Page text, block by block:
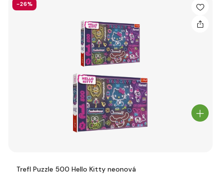
-26%
Trefl Puzzle 500 Hello Kitty neonová